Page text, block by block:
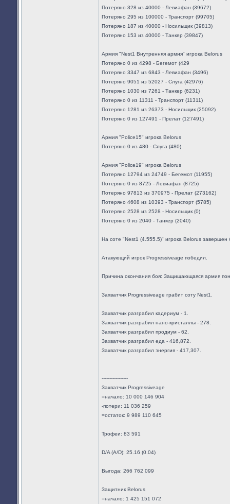
Потеряно 328 из 40000 - Левиафан (39672)
Потеряно 295 из 100000 - Транспорт (99705)
Потеряно 187 из 40000 - Носильщик (39813)
Потеряно 153 из 40000 - Танкер (39847)
Армия "Nest1 Внутренняя армия" игрока Belorus
Потеряно 0 из 4298 - Бегемот (429
Потеряно 3347 из 6843 - Левиафан (3496)
Потеряно 9051 из 52027 - Слуга (42976)
Потеряно 1030 из 7261 - Танкер (6231)
Потеряно 0 из 11311 - Транспорт (11311)
Потеряно 1281 из 26373 - Носильщик (25092)
Потеряно 0 из 127491 - Прелат (127491)
Армия "Police15" игрока Belorus
Потеряно 0 из 480 - Слуга (480)
Армия "Police19" игрока Belorus
Потеряно 12794 из 24749 - Бегемот (11955)
Потеряно 0 из 8725 - Левиафан (8725)
Потеряно 97813 из 370975 - Прелат (273162)
Потеряно 4608 из 10393 - Транспорт (5785)
Потеряно 2528 из 2528 - Носильщик (0)
Потеряно 0 из 2040 - Танкер (2040)
На соте "Nest1 (4.555.5)" игрока Belorus завершен
Атакующий игрок Progressiveage победил.
Причина окончания боя: Защищающаяся армия
Захватчик Progressiveage грабит соту Nest1.
Захватчик разграбил кадериум - 1.
Захватчик разграбил нано-кристаллы - 278.
Захватчик разграбил продиум - 62.
Захватчик разграбил еда - 416,872.
Захватчик разграбил энергия - 417,307.
-----------------
Захватчик Progressiveage
=начало: 10 000 146 904
-потери: 11 036 259
=остаток: 9 989 110 645
Трофеи: 83 591
D/A (A/D): 25.16 (0.04)
Выгода: 266 762 099
Защитник Belorus
=начало: 1 425 151 072